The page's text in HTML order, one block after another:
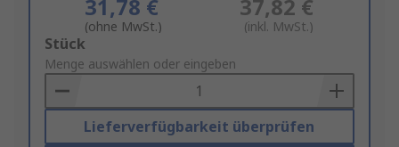
31,78 €
(ohne MwSt.)
37,82 €
(inkl. MwSt.)
Add
to
Basket
Stück
Menge auswählen oder eingeben
Lieferverfügbarkeit überprüfen